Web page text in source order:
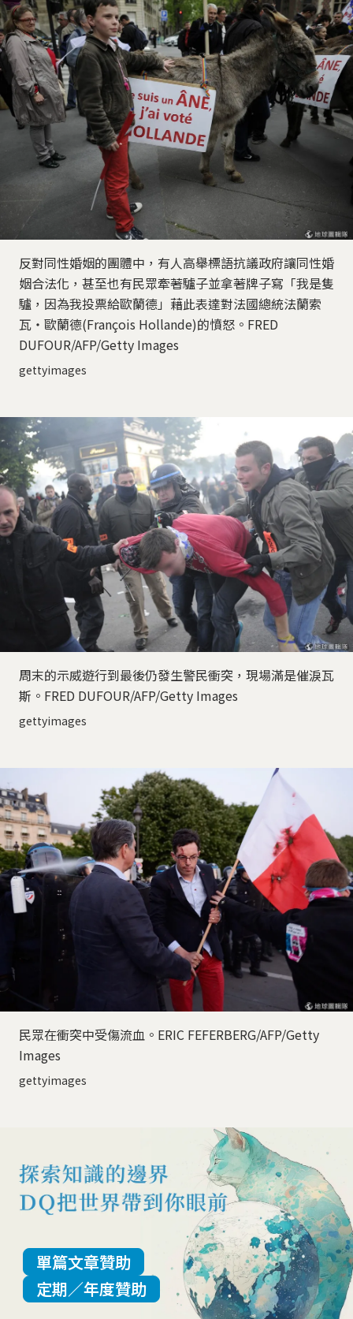
反對同性婚姻的團體中，有人高舉標語抗議政府讓同性婚
姻合法化，甚至也有民眾牽著驢子並拿著牌子寫「我是隻
驢，因為我投票給歐蘭德」藉此表達對法國總統法蘭索
瓦‧歐蘭德(François Hollande)的憤怒。FRED
DUFOUR/AFP/Getty Images
gettyimages
周末的示威遊行到最後仍發生警民衝突，現場滿是催淚瓦
斯。FRED DUFOUR/AFP/Getty Images
gettyimages
民眾在衝突中受傷流血。ERIC FEFERBERG/AFP/Getty
Images
gettyimages
單篇文章贊助
定期／年度贊助